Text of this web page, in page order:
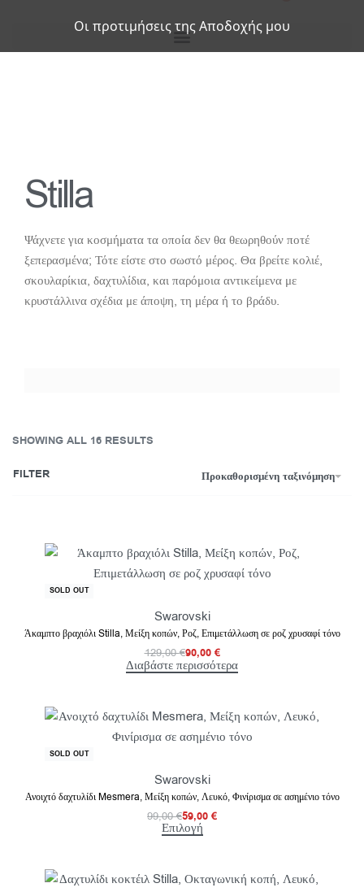
Stilla
Ψάχνετε για κοσμήματα τα οποία δεν θα θεωρηθούν ποτέ
ξεπερασμένα; Τότε είστε στο σωστό μέρος. Θα βρείτε κολιέ,
σκουλαρίκια, δαχτυλίδια, και παρόμοια αντικείμενα με
κρυστάλλινα σχέδια με άποψη, τη μέρα ή το βράδυ.
SHOWING ALL 16 RESULTS
Προκαθορισμένη ταξινόμηση
FILTER
-30% OFF
SOLD OUT
Swarovski
Άκαμπτο βραχιόλι Stilla, Μείξη κοπών, Ροζ, Επιμετάλλωση σε ροζ χρυσαφί τόνο
129,00€90,00 €
Διαβάστε περισσότερα
-40% OFF
SOLD OUT
Swarovski
Ανοιχτό δαχτυλίδι Mesmera, Μείξη κοπών, Λευκό, Φινίρισμα σε ασημένιο τόνο
99,00€59,00 €
Επιλογή
Οι προτιμήσεις της Αποδοχής μου